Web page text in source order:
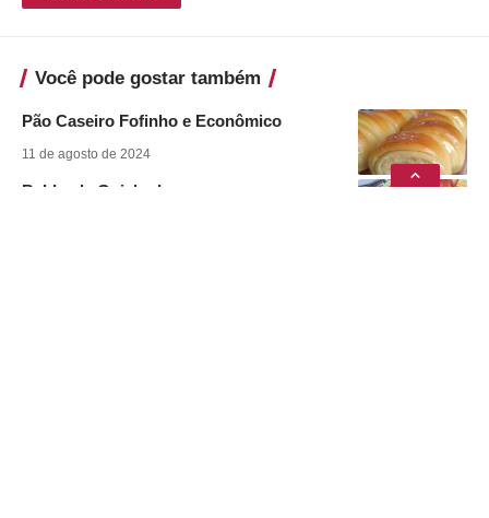
Você pode gostar também
Pão Caseiro Fofinho e Econômico
11 de agosto de 2024
Babka de Goiabada